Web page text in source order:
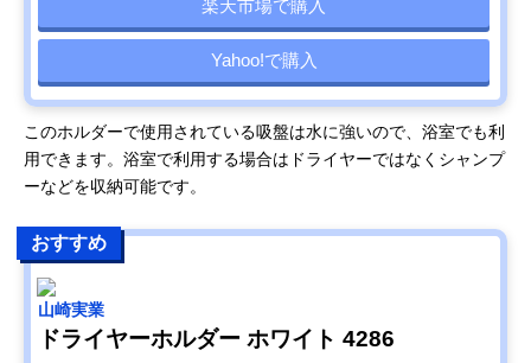
楽天市場で購入
Yahoo!で購入
このホルダーで使用されている吸盤は水に強いので、浴室でも利
用できます。浴室で利用する場合はドライヤーではなくシャンプ
ーなどを収納可能です。
おすすめ
山崎実業
ドライヤーホルダー ホワイト 4286